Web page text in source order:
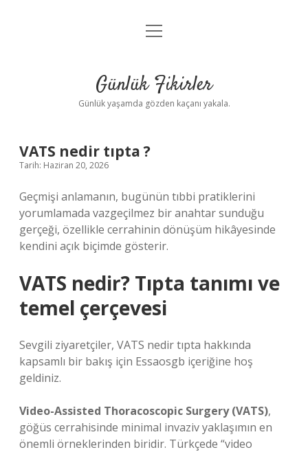
Anasayfa
Yasal Uyarı
menüyü
Günlük Fikirler
Günlük yaşamda gözden kaçanı yakala.
VATS nedir tıpta ?
Tarih: Haziran 20, 2026
Geçmişi anlamanın, bugünün tıbbi pratiklerini
yorumlamada vazgeçilmez bir anahtar sunduğu
gerçeği, özellikle cerrahinin dönüşüm hikâyesinde
kendini açık biçimde gösterir.
VATS nedir? Tıpta tanımı ve
temel çerçevesi
Sevgili ziyaretçiler, VATS nedir tıpta hakkında
kapsamlı bir bakış için Essaosgb içeriğine hoş
geldiniz.
Video-Assisted Thoracoscopic Surgery (VATS),
göğüs cerrahisinde minimal invaziv yaklaşımın en
önemli örneklerinden biridir. Türkçede “video